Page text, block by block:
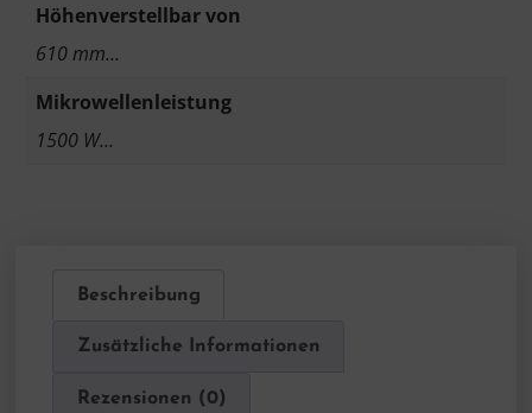
Höhenverstellbar von
610 mm…
Mikrowellenleistung
1500 W…
Beschreibung
Zusätzliche Informationen
Rezensionen (0)